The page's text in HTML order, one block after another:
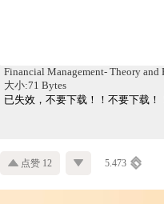
Financial Management- Theory
大小:71 Bytes
已失效，不要下载！！不要下载！
点赞 12 5.473